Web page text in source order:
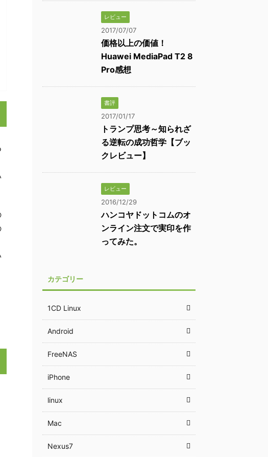
レビュー
2017/07/07
価格以上の価値！
Huawei MediaPad T2 8
Pro感想
書評
2017/01/17
トランプ思考～知られざ
る逆転の成功哲学【ブッ
クレビュー】
レビュー
2016/12/29
ハンコヤドットコムのオ
ンライン注文で実印を作
ってみた。
カテゴリー
1CD Linux
Android
FreeNAS
iPhone
linux
Mac
Nexus7